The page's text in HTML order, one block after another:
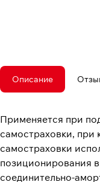
Описание
Применяется при
самостраховки,
самостраховки
позиционирования
соединительно-